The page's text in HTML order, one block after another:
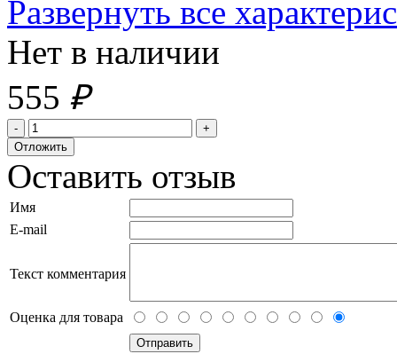
Развернуть все
Нет в наличии
555 ₽
Оставить отзыв
Имя
E-mail
Текст комментария
Оценка для товара